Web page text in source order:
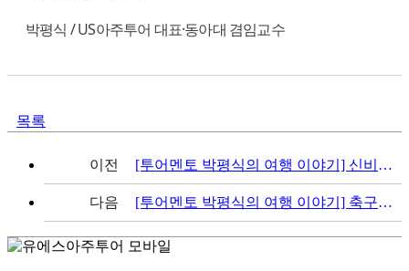
박평식 / US아주투어 대표·동아대 겸임교수
목록
이전 [투어멘토 박평식의 여행 이야기] 신비로운 천사의 섬, 몽생미셸(프랑스)
다음 [투어멘토 박평식의 여행 이야기] 축구와 예술이 공존하는 '유럽의 오아시스' 마드리드